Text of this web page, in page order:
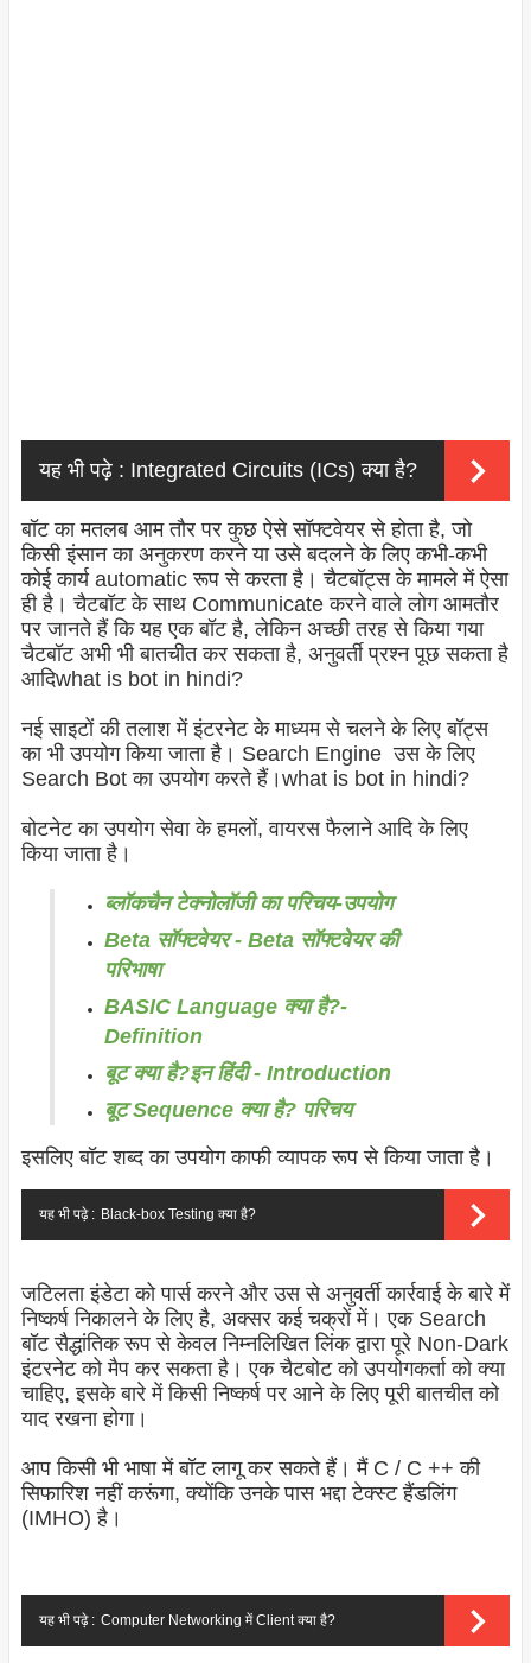
यह भी पढ़े : Integrated Circuits (ICs) क्या है?
बॉट का मतलब आम तौर पर कुछ ऐसे सॉफ्टवेयर से होता है, जो
किसी इंसान का अनुकरण करने या उसे बदलने के लिए कभी-कभी
कोई कार्य automatic रूप से करता है। चैटबॉट्स के मामले में ऐसा
ही है। चैटबॉट के साथ Communicate करने वाले लोग आमतौर
पर जानते हैं कि यह एक बॉट है, लेकिन अच्छी तरह से किया गया
चैटबॉट अभी भी बातचीत कर सकता है, अनुवर्ती प्रश्न पूछ सकता है
आदिwhat is bot in hindi?
नई साइटों की तलाश में इंटरनेट के माध्यम से चलने के लिए बॉट्स
का भी उपयोग किया जाता है। Search Engine उस के लिए
Search Bot का उपयोग करते हैं।what is bot in hindi?
बोटनेट का उपयोग सेवा के हमलों, वायरस फैलाने आदि के लिए
किया जाता है।
ब्लॉकचैन टेक्नोलॉजी का परिचय-उपयोग
Beta सॉफ्टवेयर - Beta सॉफ्टवेयर की
परिभाषा
BASIC Language क्या है?-
Definition
बूट क्या है?इन हिंदी - Introduction
बूट Sequence क्या है? परिचय
इसलिए बॉट शब्द का उपयोग काफी व्यापक रूप से किया जाता है।
यह भी पढ़े : Black-box Testing क्या है?
जटिलता इंडेटा को पार्स करने और उस से अनुवर्ती कार्रवाई के बारे में
निष्कर्ष निकालने के लिए है, अक्सर कई चक्रों में। एक Search
बॉट सैद्धांतिक रूप से केवल निम्नलिखित लिंक द्वारा पूरे Non-Dark
इंटरनेट को मैप कर सकता है। एक चैटबोट को उपयोगकर्ता को क्या
चाहिए, इसके बारे में किसी निष्कर्ष पर आने के लिए पूरी बातचीत को
याद रखना होगा।
आप किसी भी भाषा में बॉट लागू कर सकते हैं। मैं C / C ++ की
सिफारिश नहीं करूंगा, क्योंकि उनके पास भद्दा टेक्स्ट हैंडलिंग
(IMHO) है।
यह भी पढ़े : Computer Networking में Client क्या है?